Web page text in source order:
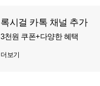
록시걸 카톡 채널 추가
3천원 쿠폰+다양한 혜택
더보기